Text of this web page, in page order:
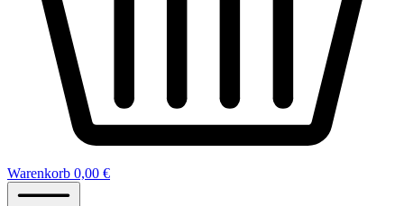
Warenkorb 0,00 €